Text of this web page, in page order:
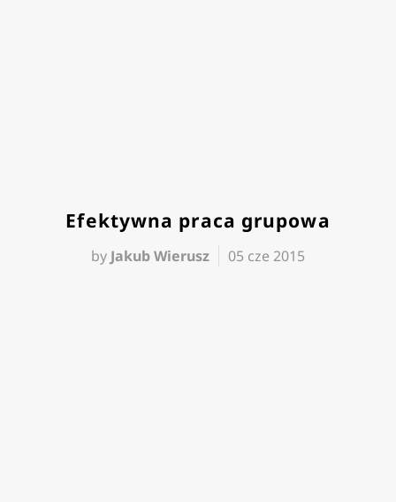
Efektywna praca grupowa
by Jakub Wierusz 05 cze 2015